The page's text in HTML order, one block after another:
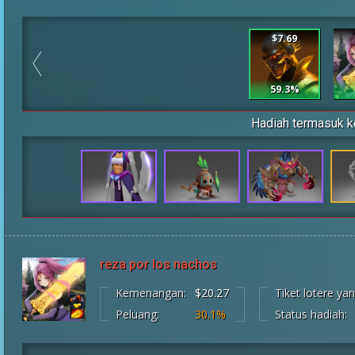
$7.69
59.3%
Hadiah termasuk
reza por los nachos
Kemenangan: $20.27
Peluang:
30.1%
Tiket lotere
Status hadiah: